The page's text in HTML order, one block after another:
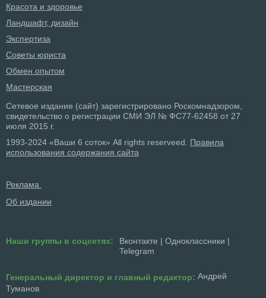
Красота и здоровье
Ландшафт, дизайн
Экспертиза
Советы юриста
Обмен опытом
Мастерская
Сетевое издание (сайт) зарегистрировано Роскомнадзором,
свидетельство о регистрации СМИ ЭЛ № ФС77-62458 от 27
июля 2015 г.
1993-2024 «Ваши 6 соток» All rights reserveed. Правила
использования содержания сайта
Реклама
Об издании
Наши группы в соцсетях: Вконтакте | Одноклассники |
Telegram
Генеральный директор и главный редактор: Андрей
Туманов